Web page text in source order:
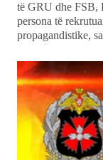
të GRU dhe FSB,
persona të
propagandistike,